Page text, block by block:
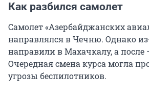
Как разбился самолет
Самолет «Азербайджанских
направлялся в Чечню. Однако
направили в Махачкалу, а после
Очередная смена курса могла
угрозы беспилотников.